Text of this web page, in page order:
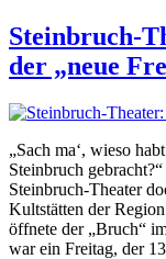
Steinbruch-
der „neue
„Sach ma‘, wieso
Steinbruch
Steinbruch-Theater
Kultstätten der
öffnete der „Bruch“
war ein Freitag, der